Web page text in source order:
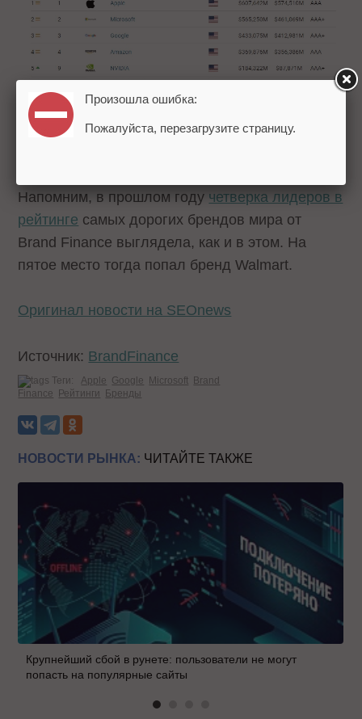
Напомним, в прошлом году четверка лидеров в
рейтинге самых дорогих брендов мира от
Brand Finance выглядела, как и в этом. На
пятое место тогда попал бренд Walmart.
Оригинал новости на SEOnews
Источник: BrandFinance
Теги: Apple Google Microsoft Brand
Finance
Рейтинги Бренды
НОВОСТИ РЫНКА: ЧИТАЙТЕ ТАКЖЕ
Крупнейший сбой в рунете: пользователи не могут
попасть на популярные сайты
Произошла ошибка:
Пожалуйста, перезагрузите страницу.